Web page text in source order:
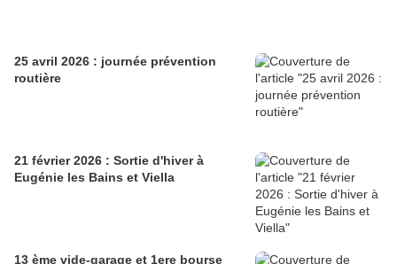
25 avril 2026 : journée prévention
routière
21 février 2026 : Sortie d'hiver à
Eugénie les Bains et Viella
13 ème vide-garage et 1ere bourse